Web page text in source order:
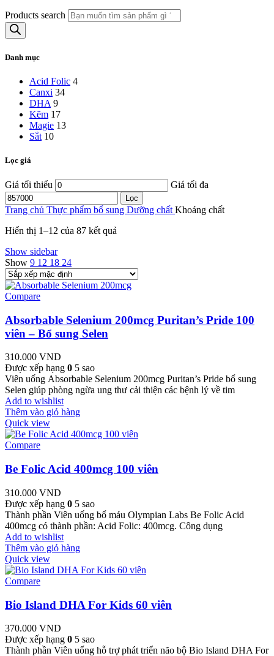
Products search
Danh mục
Acid Folic 4
Canxi 34
DHA 9
Kẽm 17
Magie 13
Sắt 10
Lọc giá
Giá tối thiểu Giá tối đa
Lọc
Trang chủ Thực phẩm bổ sung Dưỡng chất Khoáng chất
Hiển thị 1–12 của 87 kết quả
Show sidebar
Show 9 12 18 24
Compare
Absorbable Selenium 200mcg Puritan’s Pride 100
viên – Bổ sung Selen
310.000 VND
Được xếp hạng 0 5 sao
Viên uống Absorbable Selenium 200mcg Puritan’s Pride bổ sung
Selen giúp phòng ngừa ung thư cải thiện các bệnh lý về tim
Add to wishlist
Thêm vào giỏ hàng
Quick view
Compare
Be Folic Acid 400mcg 100 viên
310.000 VND
Được xếp hạng 0 5 sao
Thành phần Viên uống bổ máu Olympian Labs Be Folic Acid
400mcg có thành phần: Acid Folic: 400mcg. Công dụng
Add to wishlist
Thêm vào giỏ hàng
Quick view
Compare
Bio Island DHA For Kids 60 viên
370.000 VND
Được xếp hạng 0 5 sao
Thành phần Viên uống hỗ trợ phát triển não bộ Bio Island DHA For